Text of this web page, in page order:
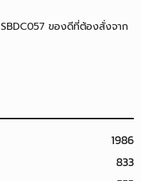
ของดีที่ต้องสั่งจาก
1986
833